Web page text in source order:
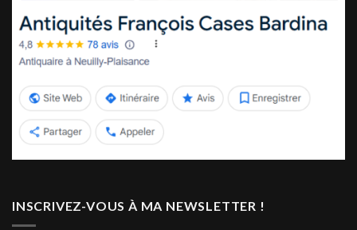
INSCRIVEZ-VOUS À MA NEWSLETTER !